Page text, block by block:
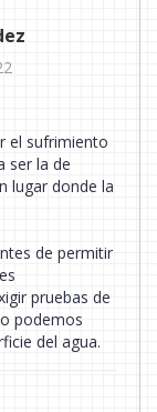
el sufrimiento
ser la de
lugar donde la
de permitir
pruebas de
podemos
del agua.